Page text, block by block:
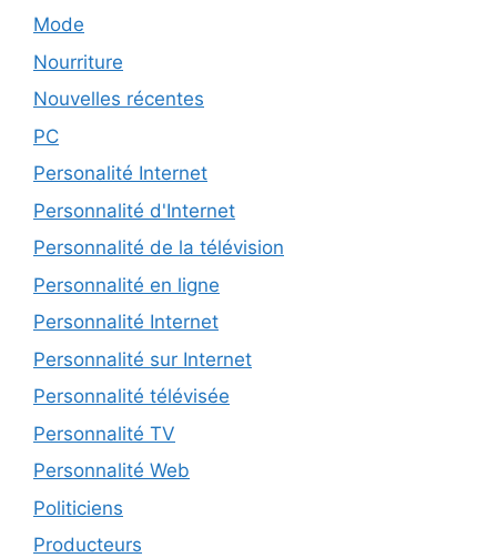
Mode
Nourriture
Nouvelles récentes
PC
Personalité Internet
Personnalité d'Internet
Personnalité de la télévision
Personnalité en ligne
Personnalité Internet
Personnalité sur Internet
Personnalité télévisée
Personnalité TV
Personnalité Web
Politiciens
Producteurs